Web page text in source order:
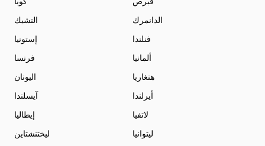
التشيك
الدانمرك
إستونيا
فنلندا
فرنسا
ألمانيا
اليونان
هنغاريا
آيسلندا
أيرلندا
إيطاليا
لاتفيا
ليختنشتاين
ليتوانيا